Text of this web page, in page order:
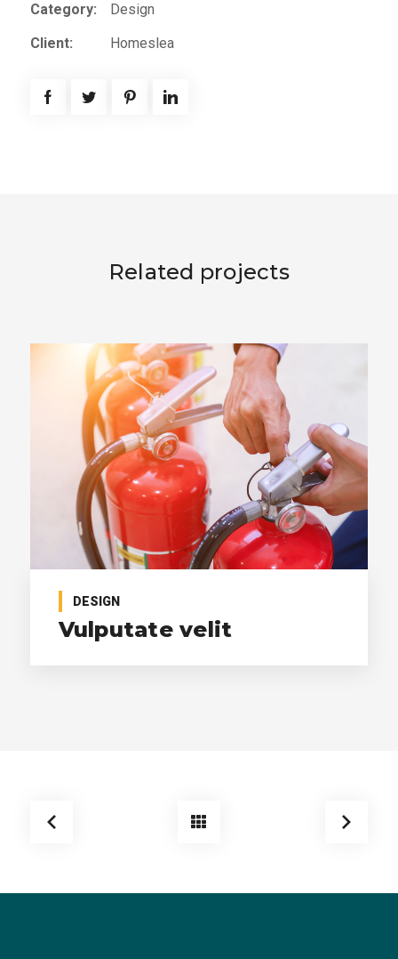
Category:
Design
Client:
Homeslea
Related projects
DESIGN
Vulputate velit